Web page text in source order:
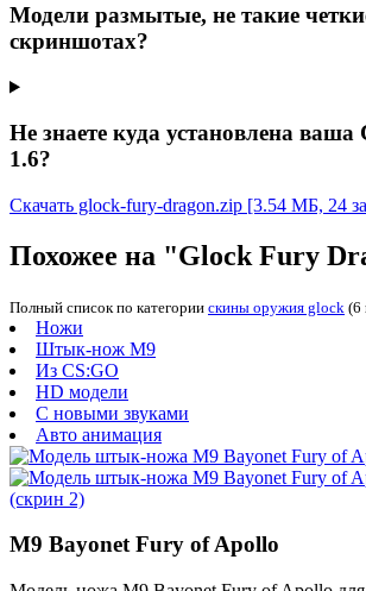
Модели размытые, не такие
скриншотах?
Не знаете куда установлена
1.6?
Скачать glock-fury-dragon.zip [3.54 МБ, 24
Похожее на "Glock Fury
Полный список по категории скины оружия glock (6
Ножи
Штык-нож М9
Из CS:GO
HD модели
С новыми звуками
Авто анимация
M9 Bayonet Fury of Apollo